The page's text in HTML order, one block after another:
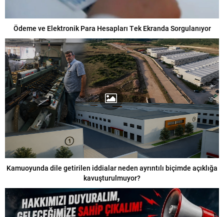
Ödeme ve Elektronik Para Hesapları Tek Ekranda Sorgulanıyor
Kamuoyunda dile getirilen iddialar neden ayrıntılı biçimde açıklığa
kavuşturulmuyor?